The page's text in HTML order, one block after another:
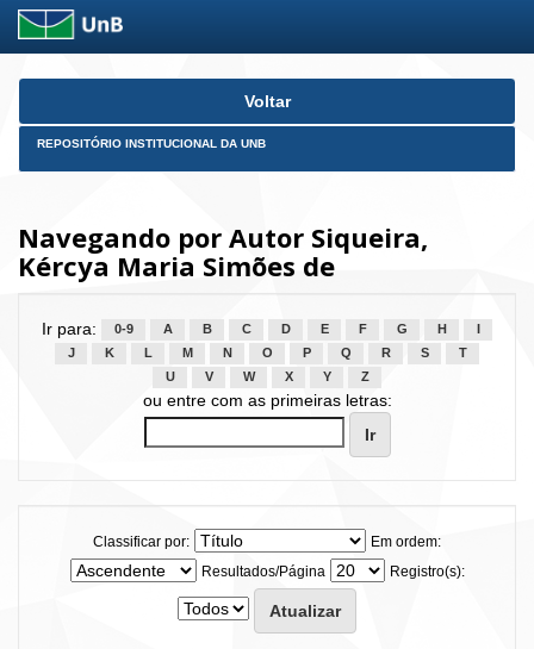
Skip
Voltar
REPOSITÓRIO INSTITUCIONAL DA UNB
Navegando por Autor Siqueira,
Kércya Maria Simões de
Ir para: 0-9 A B C D E F G H
J
K L M N O P Q R S
T
U
V W X Y Z
ou entre com as primeiras letras:
Classificar por:
Em ordem:
Resultados/Página
Registro(s):